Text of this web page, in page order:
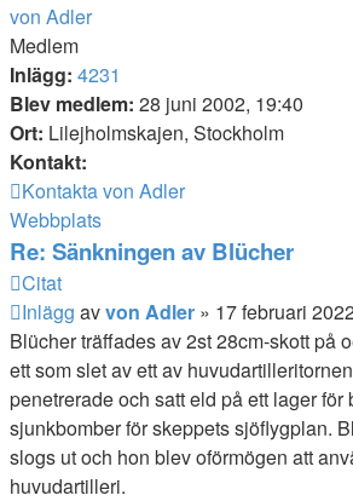
von Adler
Medlem
Inlägg: 4231
Blev medlem: 28 juni 2002, 19:40
Ort: Lilejholmskajen, Stockholm
Kontakt:
Kontakta von Adler
Webbplats
Re: Sänkningen av Blücher
Citat
Inlägg avvon Adler » 17 februari
Blücher träffades av 2st 28cm-skott på
ett som slet av ett av
penetrerade och satt eld på ett lager för
sjunkbomber för skeppets sjöflygplan.
slogs ut och hon blev oförmögen att
huvudartilleri.